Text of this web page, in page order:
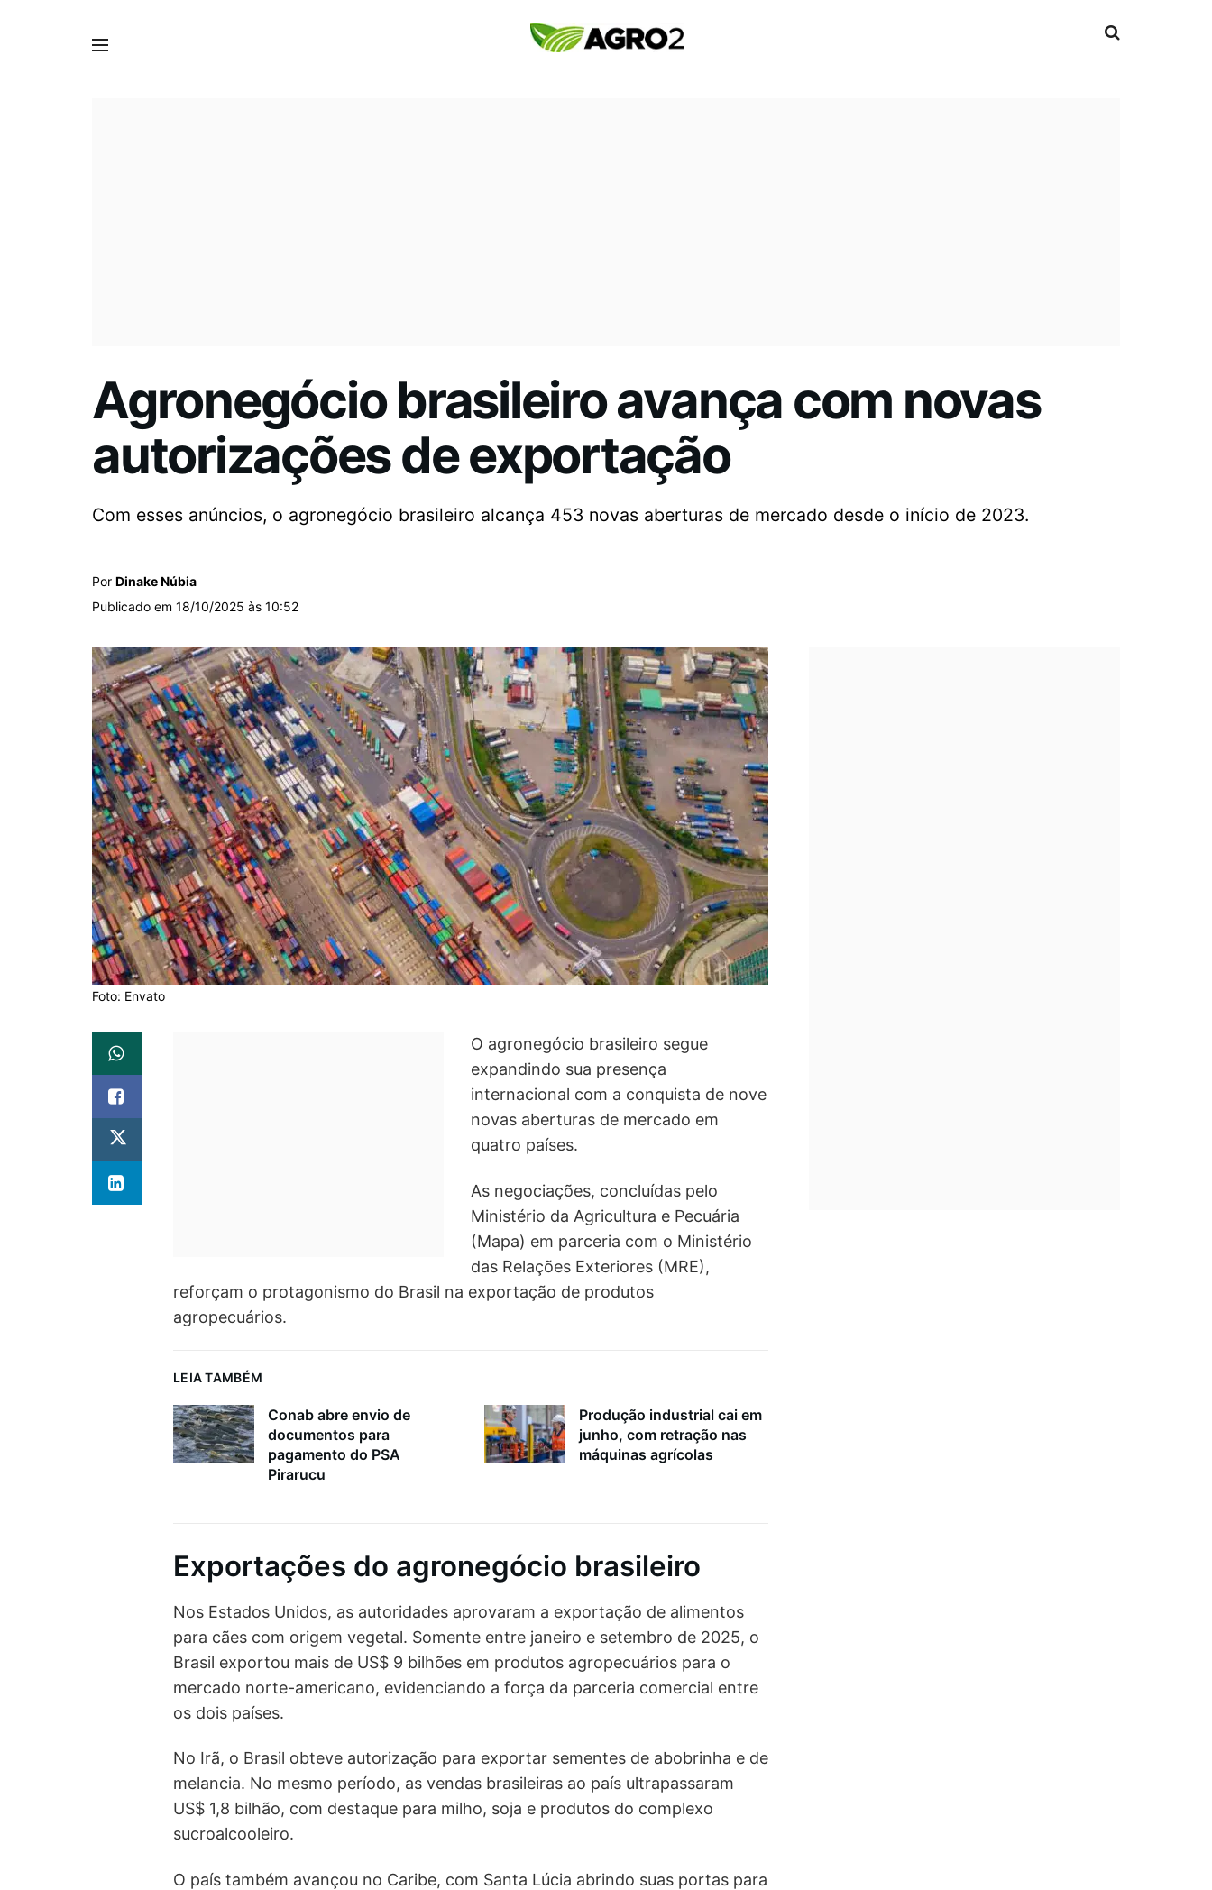
Agronegócio brasileiro avança com novas
autorizações de exportação
Com esses anúncios, o agronegócio brasileiro alcança 453 novas aberturas de mercado desde o início de 2023.
Por Dinake Núbia
Publicado em 18/10/2025 às 10:52
Foto: Envato
O agronegócio brasileiro segue
expandindo sua presença
internacional com a conquista de nove
novas aberturas de mercado em
quatro países.
As negociações, concluídas pelo
Ministério da Agricultura e Pecuária
(Mapa) em parceria com o Ministério
das Relações Exteriores (MRE),
reforçam o protagonismo do Brasil na exportação de produtos
agropecuários.
LEIA TAMBÉM
Conab abre envio de
documentos para
pagamento do PSA
Pirarucu
Produção industrial cai em
junho, com retração nas
máquinas agrícolas
Exportações do agronegócio brasileiro
Nos Estados Unidos, as autoridades aprovaram a exportação de alimentos
para cães com origem vegetal. Somente entre janeiro e setembro de 2025, o
Brasil exportou mais de US$ 9 bilhões em produtos agropecuários para o
mercado norte-americano, evidenciando a força da parceria comercial entre
os dois países.
No Irã, o Brasil obteve autorização para exportar sementes de abobrinha e de
melancia. No mesmo período, as vendas brasileiras ao país ultrapassaram
US$ 1,8 bilhão, com destaque para milho, soja e produtos do complexo
sucroalcooleiro.
O país também avançou no Caribe, com Santa Lúcia abrindo suas portas para